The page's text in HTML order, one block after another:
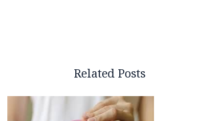
Related Posts